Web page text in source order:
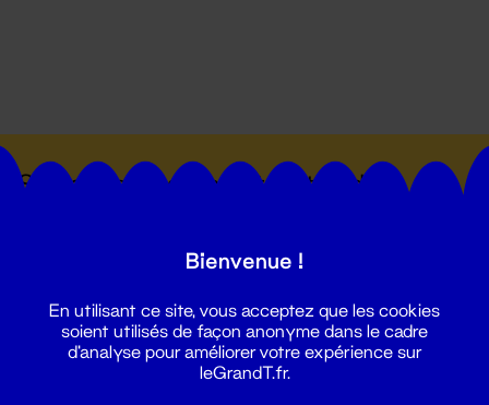
Suivez toutes les actualités du
Bienvenue !
En utilisant ce site, vous acceptez que les cookies
soient utilisés de façon anonyme dans le cadre
d'analyse pour améliorer votre expérience sur
leGrandT.fr.